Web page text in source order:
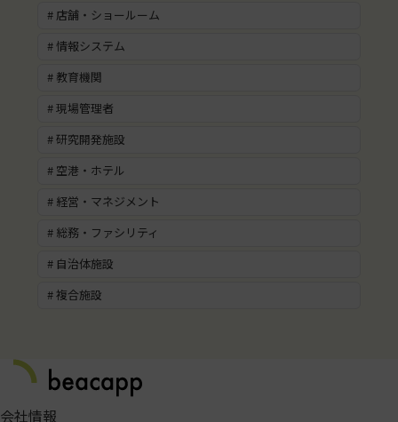
# 店舗・ショールーム
# 情報システム
# 教育機関
# 現場管理者
# 研究開発施設
# 空港・ホテル
# 経営・マネジメント
# 総務・ファシリティ
# 自治体施設
# 複合施設
会社情報